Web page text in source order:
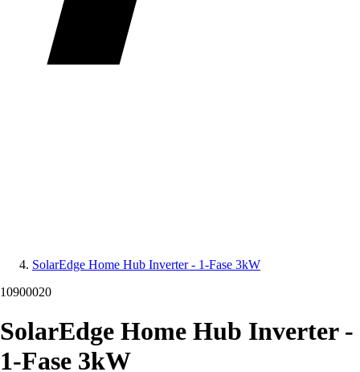
SolarEdge Home Hub Inverter - 1-Fase 3kW
10900020
SolarEdge Home Hub Inverter -
1-Fase 3kW